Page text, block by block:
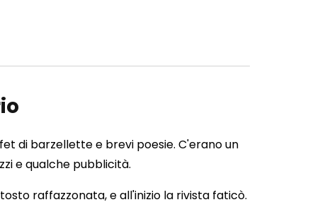
di barzellette e brevi poesie. C'erano un
e qualche pubblicità.
raffazzonata, e all'inizio la rivista faticò.